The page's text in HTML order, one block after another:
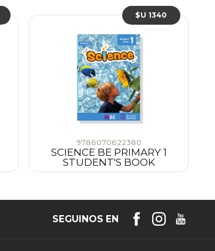
9786070622380
SCIENCE BE PRIMARY 1
STUDENT'S BOOK
$U 1340
SEGUINOS EN